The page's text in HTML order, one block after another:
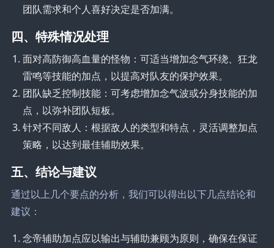
团队需求和个人喜好决定是否加满。
四、特殊情况处理
面对高防御高血量的怪物：可适当增加念气环绕、狂龙
雷鸣等技能的加点，以提高对队友的保护效果。
团队缺乏控制技能：可考虑增加念气波或分身技能的加
点，以弥补团队短板。
针对不同敌人：根据敌人的类型和特点，灵活调整加点
策略，以达到最佳辅助效果。
五、结论与建议
通过以上几个要点的分析，我们可以得出以下几点结论和
建议：
念帝辅助加点应以输出与辅助兼顾为原则，确保在保证